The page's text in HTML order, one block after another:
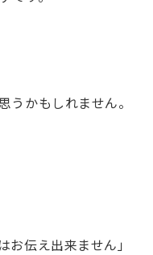
うかもしれません。
お伝え出来ません」